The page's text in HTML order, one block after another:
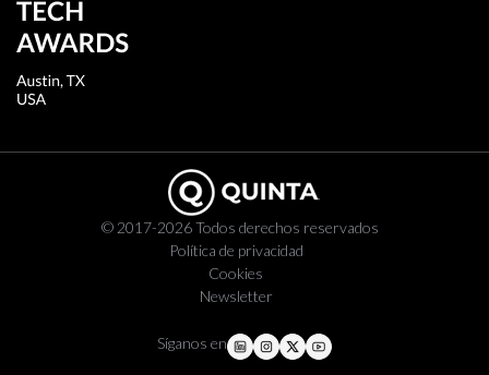
© 2017-2026 Todos derechos reservados
Política de privacidad
Cookies
Newsletter
Síganos en